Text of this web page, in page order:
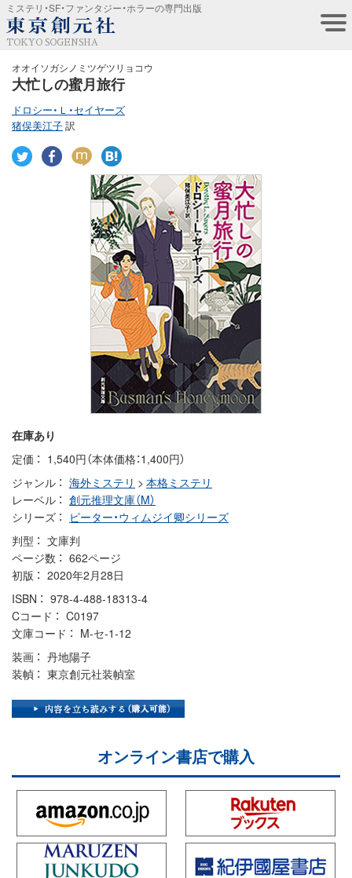
ミステリ・SF・ファンタジー・ホラーの専門出版
TOKYO SOGENSHA
オオイソガシノミツゲツリョコウ
大忙しの蜜月旅行
ドロシー・Ｌ・セイヤーズ
猪俣美江子訳
在庫あり
定価
1,540円（本体価格：1,400円）
ジャンル
海外ミステリ > 本格ミステリ
レーベル
創元推理文庫（M）
シリーズ
ピーター・ウィムジイ卿シリーズ
判型
文庫判
ページ数
662ページ
初版
2020年2月28日
ISBN
978-4-488-18313-4
Cコード
C0197
文庫コード
M-セ-1-12
装画
丹地陽子
装幀
東京創元社装幀室
オンライン書店で購入